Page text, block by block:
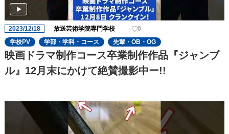
2023/12/18 放送芸術学院専門学校
0
学校PV
学部・学科・コース 先輩・OB・OG
映画ドラマ制作コース卒業制作作品『ジャンブ
ル』12月末にかけて絶賛撮影中ー!!